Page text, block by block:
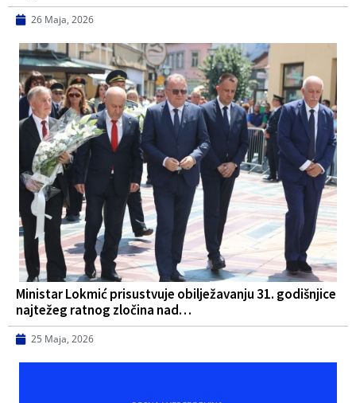
26 Maja, 2026
Ministar Lokmić prisustvuje obilježavanju 31. godišnjice
najtežeg ratnog zločina nad…
25 Maja, 2026